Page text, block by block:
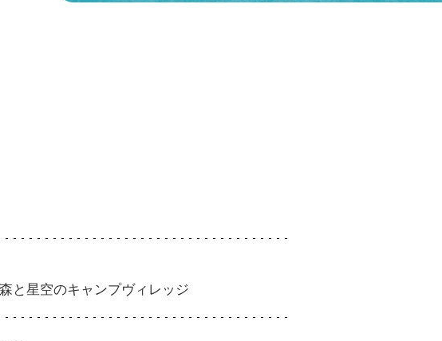
ートレース
森と星空のキャンプヴィレッジ